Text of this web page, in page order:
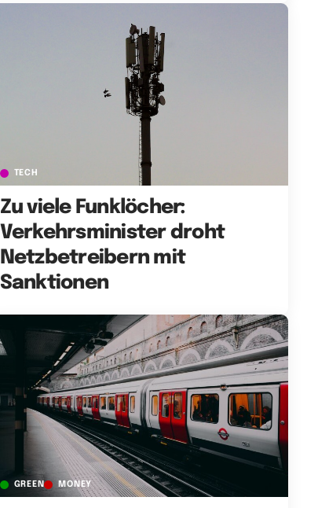
TECH
Zu viele Funklöcher:
Verkehrsminister droht
Netzbetreibern mit
Sanktionen
GREEN MONEY